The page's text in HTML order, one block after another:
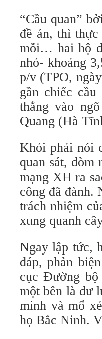
“Cầu quan”
đề án, thì
mỗi… hai hộ
nhỏ- khoảng
p/v (TPO,
gần chiếc
thẳng vào
Quang (Hà
Khỏi phải nói
quan sát, dòm
mạng XH ra
công đã đành.
trách nhiệm
xung quanh
Ngay lập tức,
đáp, phản
cục Đường
một bên là dư
minh và mổ
họ Bắc Ninh.